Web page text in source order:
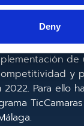
Deny
y de las
y gracias
de
y
2022. Para ello